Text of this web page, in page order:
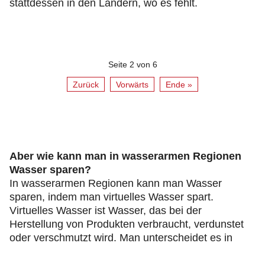
stattdessen in den Ländern, wo es fehlt.
Seite 2 von 6
Zurück Vorwärts Ende »
Aber wie kann man in wasserarmen Regionen
Wasser sparen?
In wasserarmen Regionen kann man Wasser
sparen, indem man virtuelles Wasser spart.
Virtuelles Wasser ist Wasser, das bei der
Herstellung von Produkten verbraucht, verdunstet
oder verschmutzt wird. Man unterscheidet es in